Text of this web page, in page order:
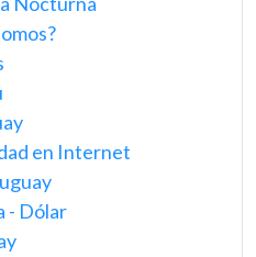
en Internet
- Dólar